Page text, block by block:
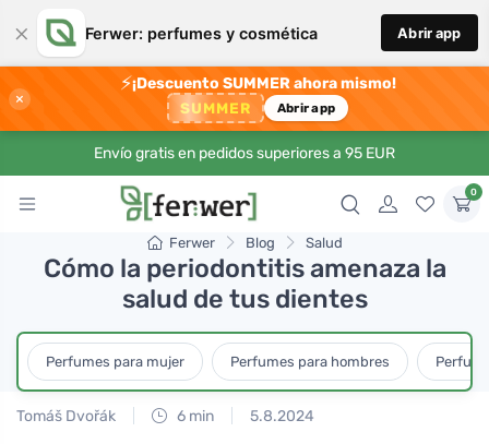
× Ferwer: perfumes y cosmética Abrir app
×
⚡¡Descuento SUMMER ahora mismo!
SUMMER Abrir app
Envío gratis en pedidos superiores a 95 EUR
0
Ferwer Blog Salud
Cómo la periodontitis amenaza la
salud de tus dientes
Perfumes para mujer Perfumes para hombres
Tomáš Dvořák 6 min 5.8.2024